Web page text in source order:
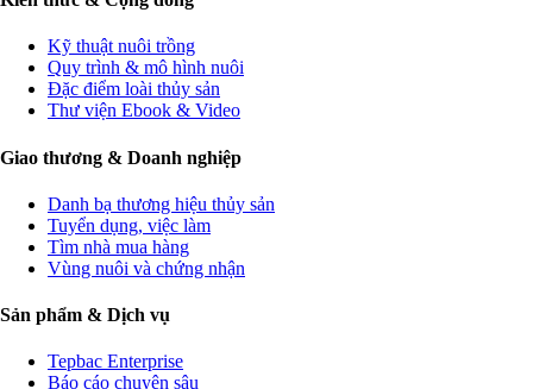
Kỹ thuật nuôi trồng
Quy trình & mô hình nuôi
Đặc điểm loài thủy sản
Thư viện Ebook & Video
Giao thương & Doanh nghiệp
Danh bạ thương hiệu thủy sản
Tuyển dụng, việc làm
Tìm nhà mua hàng
Vùng nuôi và chứng nhận
Sản phẩm & Dịch vụ
Tepbac Enterprise
Báo cáo chuyên sâu